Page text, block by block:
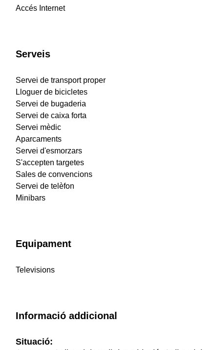
Accés Internet
Serveis
Servei de transport proper
Lloguer de bicicletes
Servei de bugaderia
Servei de caixa forta
Servei mèdic
Aparcaments
Servei d'esmorzars
S'accepten targetes
Sales de convencions
Servei de telèfon
Minibars
Equipament
Televisions
Informació addicional
Situació: